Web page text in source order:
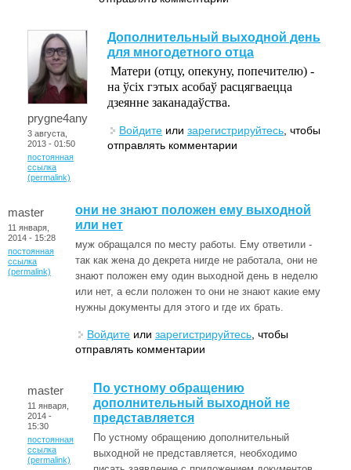
prygne4any
3 августа,
2013 - 01:50
постоянная
ссылка
(permalink)
Дополнительный выходной день
для многодетного отца
Матери (отцу, опекуну, попечителю) -
на ўсіх гэтых асобаў расцягваецца
дзеянне заканадаўства.
Войдите или зарегистрируйтесь , чтобы
отправлять комментарии
master
11 января,
2014 - 15:28
постоянная
ссылка
(permalink)
они не знают положен ему выходной
или нет
муж обращался по месту работы. Ему ответили -
так как жена до декрета нигде не работала, они не
знают положен ему один выходной день в неделю
или нет, а если положен то они не знают какие ему
нужны документы для этого и где их брать.
Войдите или зарегистрируйтесь , чтобы
отправлять комментарии
master
11 января,
2014 -
15:30
постоянная
ссылка
(permalink)
По устному обращению
дополнительный выходной не
представляется
По устному обращению дополнительный
выходной не представляется, необходимо